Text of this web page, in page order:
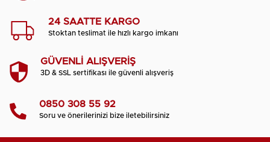
24 SAATTE KARGO
Stoktan teslimat ile hızlı kargo imkanı
GÜVENLİ ALIŞVERİŞ
3D & SSL sertifikası ile güvenli alışveriş
0850 308 55 92
Soru ve önerilerinizi bize iletebilirsiniz